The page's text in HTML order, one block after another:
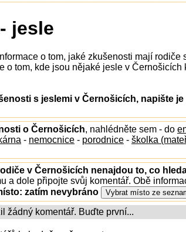
jesle
o tom, jaké zkušenosti mají
o tom, kde jsou nějaké jesle v Černošicích
s jeslemi v Černošicích, napište
o Černošicích, nahlédněte sem - do
- nemocnice - porodnice - školka
v Černošicích nenajdou to, co
a dole připojte svůj komentář. Obě
zatím nevybráno
žádný komentář. Buďte první...